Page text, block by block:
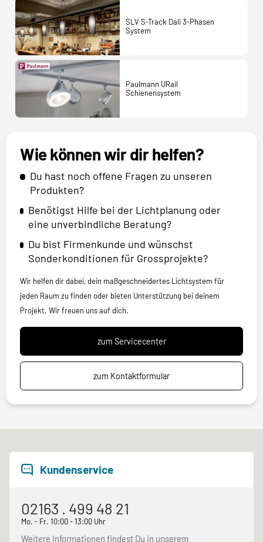
SLV S-Track Dali 3-Phasen
System
Paulmann URail
Schienensystem
Wie können wir dir helfen?
Du hast noch offene Fragen zu unseren
Produkten?
Benötigst Hilfe bei der Lichtplanung oder
eine unverbindliche Beratung?
Du bist Firmenkunde und wünschst
Sonderkonditionen für Grossprojekte?
Wir helfen dir dabei, dein maßgeschneidertes Lichtsystem für
jeden Raum zu finden oder bieten Unterstützung bei deinem
Projekt. Wir freuen uns auf dich.
zum Servicecenter
zum Kontaktformular
Kundenservice
02163 . 499 48 21
Mo. - Fr. 10:00 - 13:00 Uhr
Weitere Informationen findest Du in unserem